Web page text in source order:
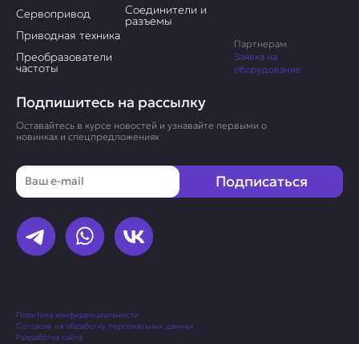
Подпишитесь на рассылку
Оставайтесь в курсе новостей и узнавайте первыми о
новинках и спецпредложениях
Email
Подписаться
Политика конфиденциальности
Согласие на обработку персональных данных
Разработка сайта
Сервопривод
Приводная техника
Преобразователи
частоты
Соединители и
разъемы
Партнерам
Заявка на
оборудование